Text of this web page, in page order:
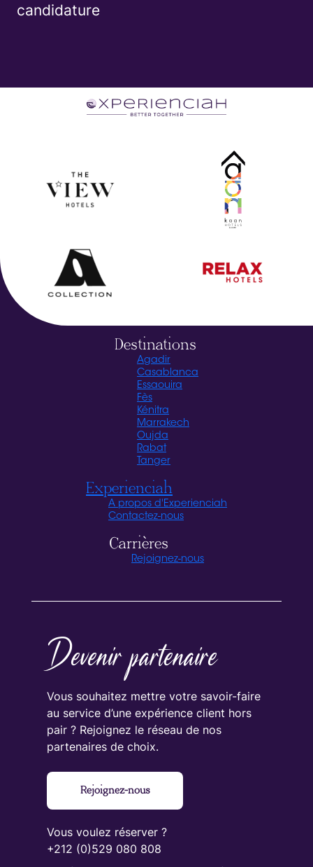
candidature
Destinations
Agadir
Casablanca
Essaouira
Fès
Kénitra
Marrakech
Oujda
Rabat
Tanger
Experienciah
A propos d'Experienciah
Contactez-nous
Carrières
Rejoignez-nous
Devenir partenaire
Vous souhaitez mettre votre savoir-faire
au service d’une expérience client hors
pair ? Rejoignez le réseau de nos
partenaires de choix.
Rejoignez-nous
Vous voulez réserver ?
+212 (0)529 080 808